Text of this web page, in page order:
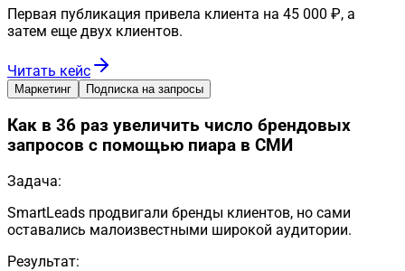
Первая публикация привела клиента на 45 000 ₽, а
затем еще двух клиентов.
Читать кейс
Маркетинг Подписка на запросы
Как в 36 раз увеличить число брендовых
запросов с помощью пиара в СМИ
Задача:
SmartLeads продвигали бренды клиентов, но сами
оставались малоизвестными широкой аудитории.
Результат: